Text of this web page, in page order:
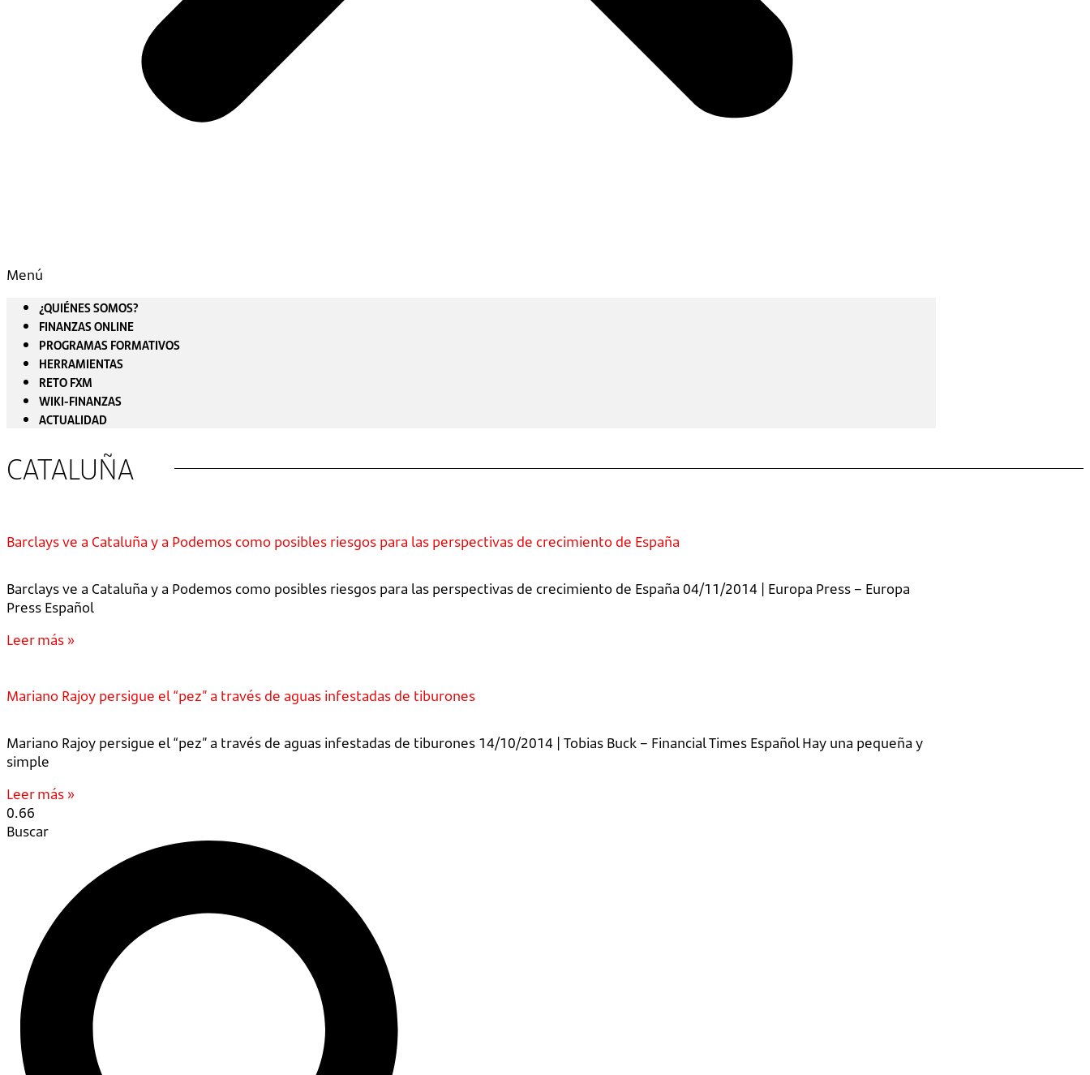
Menú
¿QUIÉNES SOMOS?
FINANZAS ONLINE
PROGRAMAS FORMATIVOS
HERRAMIENTAS
RETO FXM
WIKI-FINANZAS
ACTUALIDAD
CATALUÑA
Barclays ve a Cataluña y a Podemos como posibles riesgos para las perspectivas de crecimiento de España
Barclays ve a Cataluña y a Podemos como posibles riesgos para las perspectivas de crecimiento de España 04/11/2014 | Europa Press – Europa
Press Español
Leer más »
Mariano Rajoy persigue el “pez” a través de aguas infestadas de tiburones
Mariano Rajoy persigue el “pez” a través de aguas infestadas de tiburones 14/10/2014 | Tobias Buck – Financial Times Español Hay una pequeña y
simple
Leer más »
Buscar